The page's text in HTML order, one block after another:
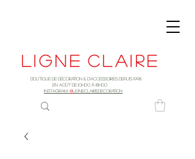
Ligne claire
Boutique de décoration & d'accessoires depuis 1998
EN AOûT DE 10h00 à 18H00
INSTAGRAM: @LIGNECLAIREDECORATION